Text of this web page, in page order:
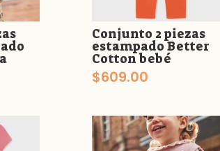
Conjunto 2 piezas
estampado Better
Cotton bebé
$609.00